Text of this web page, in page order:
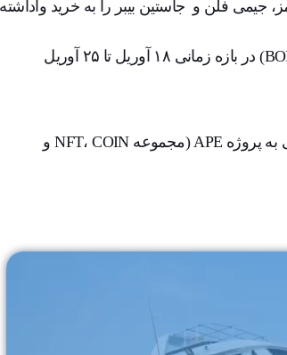
علت رشد ۱۵۰ درصدی ارز APE COIN (توکن بومی BORED APE) در بازه زمانی ۱۸ آوریل تا ۲۵ آوریل
برای رسیدن به پاسخ این سوالات قصد داریم که در ادامه نگاهی به پروژه APE (مجموعه NFT، COIN و